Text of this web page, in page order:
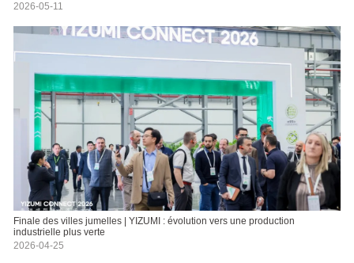
2026-05-11
Finale des villes jumelles | YIZUMI : évolution vers une production
industrielle plus verte
2026-04-25